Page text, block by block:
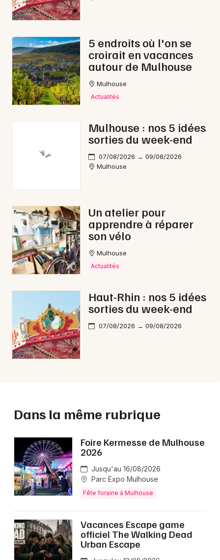
5 endroits où l'on se
croirait en vacances
autour de Mulhouse
Mulhouse
Actualités
Mulhouse : nos 5 idées
sorties du week-end
07/08/2026 → 09/08/2026
Mulhouse
Un atelier pour
apprendre à réparer
son vélo
Mulhouse
Actualités
Haut-Rhin : nos 5 idées
sorties du week-end
07/08/2026 → 09/08/2026
Dans la même rubrique
Foire Kermesse de Mulhouse
2026
Jusqu'au 16/08/2026
Parc Expo Mulhouse
Fête foraine à Mulhouse
Vacances Escape game
officiel The Walking Dead
Urban Escape